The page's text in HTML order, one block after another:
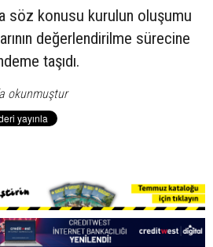
söz konusu kurulun oluşumu
değerlendirilme sürecine
taşıdı.
okunmuştur